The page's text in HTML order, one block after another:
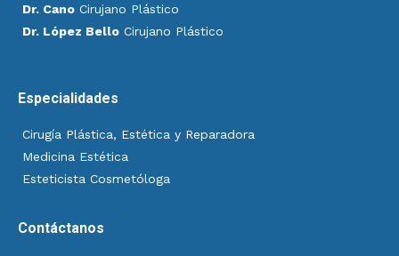
Dr. Cano Cirujano Plástico
Dr. López Bello Cirujano Plástico
Especialidades
Cirugía Plástica, Estética y Reparadora
Medicina Estética
Esteticista Cosmetóloga
Contáctanos